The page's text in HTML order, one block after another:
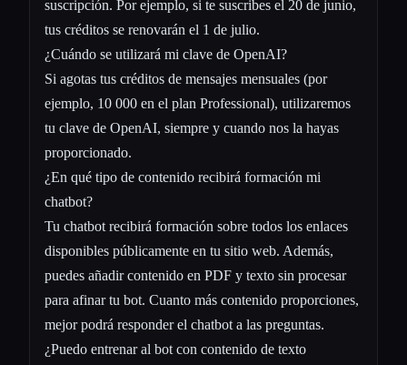
suscripción. Por ejemplo, si te suscribes el 20 de junio,
tus créditos se renovarán el 1 de julio.
¿Cuándo se utilizará mi clave de OpenAI?
Si agotas tus créditos de mensajes mensuales (por
ejemplo, 10 000 en el plan Professional), utilizaremos
tu clave de OpenAI, siempre y cuando nos la hayas
proporcionado.
¿En qué tipo de contenido recibirá formación mi
chatbot?
Tu chatbot recibirá formación sobre todos los enlaces
disponibles públicamente en tu sitio web. Además,
puedes añadir contenido en PDF y texto sin procesar
para afinar tu bot. Cuanto más contenido proporciones,
mejor podrá responder el chatbot a las preguntas.
¿Puedo entrenar al bot con contenido de texto